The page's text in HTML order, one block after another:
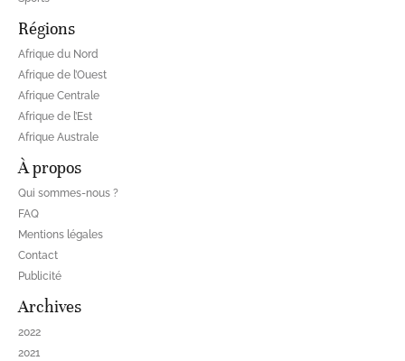
Régions
Afrique du Nord
Afrique de l’Ouest
Afrique Centrale
Afrique de l’Est
Afrique Australe
À propos
Qui sommes-nous ?
FAQ
Mentions légales
Contact
Publicité
Archives
2022
2021